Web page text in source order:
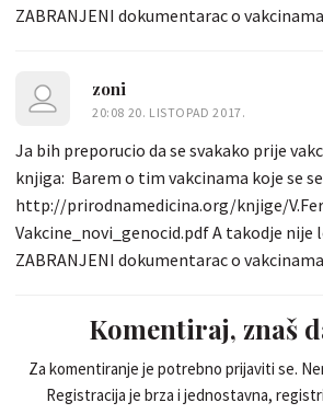
ZABRANJENI dokumentarac o
Vakcine_novi_genocid.pdf
zoni
20:08 20. LISTOPAD 2017.
Ja bih preporucio da se svakako prije
knjiga: Barem o tim vakcinama koje se
http://prirodnamedicina.org/knjige/
Vakcine_novi_genocid.pdf A takodje nije lose pogledati ni
ZABRANJENI dokumentarac o
Komentiraj, znaš
Za komentiranje je potrebno prijaviti se.
Registracija je brza i jednostavna,